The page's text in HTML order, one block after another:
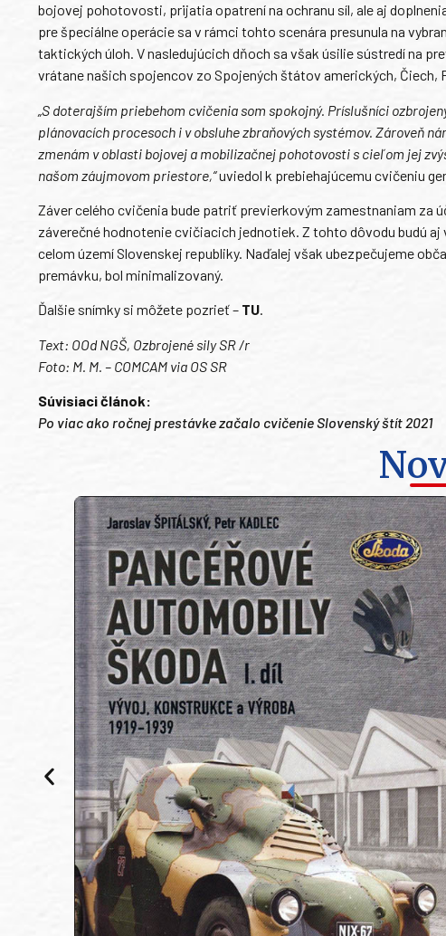
bojovej pohotovosti, prijatia opatrení na ochranu síl, ale aj
pre špeciálne operácie sa v rámci tohto scenára presunula na
taktických úloh. V nasledujúcich dňoch sa však úsilie sústredí na
vrátane našich spojencov zo Spojených štátov amerických, Čiech,
„S doterajším priebehom cvičenia som spokojný. Príslušníci
plánovacích procesoch i v obsluhe zbraňových systémov. Zároveň
zmenám v oblasti bojovej a mobilizačnej pohotovosti s cieľom jej
našom záujmovom priestore,“uviedol k prebiehajúcemu cvičeniu
Záver celého cvičenia bude patriť previerkovým zamestnaniam za
záverečné hodnotenie cvičiacich jednotiek. Z tohto dôvodu budú
celom území Slovenskej republiky. Naďalej však ubezpečujeme
premávku, bol minimalizovaný.
Ďalšie snímky si môžete pozrieť – TU.
Text: OOd NGŠ, Ozbrojené sily SR /r
Foto: M. M. – COMCAM via OS SR
Súvisiaci článok:
Po viac ako ročnej prestávke začalo cvičenie Slovenský štít 2021